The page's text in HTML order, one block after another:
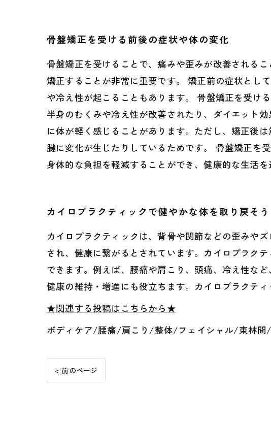
骨盤矯正を受ける前後の症状や体の変化
骨盤矯正を受けることで、痛みや歪みが改善される
矯正することが非常に重要です。 矯正前の症状とし
や冷え性が起こることもあります。 骨盤矯正を受け
半身のむくみや冷え性が改善されたり、ダイエット
に体が軽く感じることがあります。ただし、矯正後
腱に変化が生じたりしているためです。 骨盤矯正を
身体的な負担を軽減することができ、健康的な生活を
カイロプラクティックで健やかな体を取り戻そう
カイロプラクティックは、背骨や関節などの歪みや
され、健康に繋がるとされています。カイロプラク
できます。例えば、腰痛や肩こり、頭痛、冷え性な
健康の維持・増進にも役立ちます。カイロプラクテ
★関連する投稿はこちらから★
ボディケア/腰痛/肩こり/整体/フェイシャル/東林
< 前のページ